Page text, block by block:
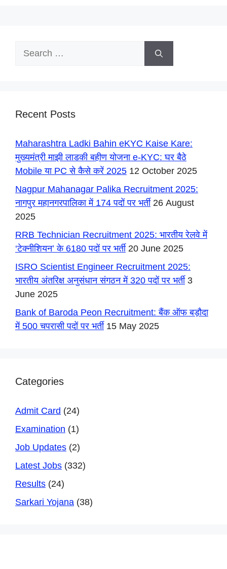
Recent Posts
Maharashtra Ladki Bahin eKYC Kaise Kare:
मुख्यमंत्री माझी लाडकी बहीण योजना e-KYC: घर बैठे
Mobile या PC से कैसे करें 2025 12 October 2025
Nagpur Mahanagar Palika Recruitment 2025:
नागपुर महानगरपालिका में 174 पदों पर भर्ती 26 August
2025
RRB Technician Recruitment 2025: भारतीय रेलवे में
‘टेक्नीशियन’ के 6180 पदों पर भर्ती 20 June 2025
ISRO Scientist Engineer Recruitment 2025:
भारतीय अंतरिक्ष अनुसंधान संगठन में 320 पदों पर भर्ती 3
June 2025
Bank of Baroda Peon Recruitment: बैंक ऑफ बड़ौदा
में 500 चपरासी पदों पर भर्ती 15 May 2025
Categories
Admit Card (24)
Examination (1)
Job Updates (2)
Latest Jobs (332)
Results (24)
Sarkari Yojana (38)